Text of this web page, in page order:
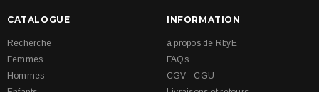
CATALOGUE
Recherche
Femmes
Hommes
INFORMATION
à propos de RbyE
FAQs
CGV - CGU